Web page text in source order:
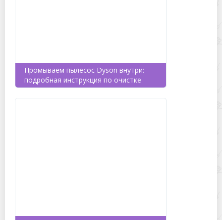
Промываем пылесос Dyson внутри:
подробная инструкция по очистке